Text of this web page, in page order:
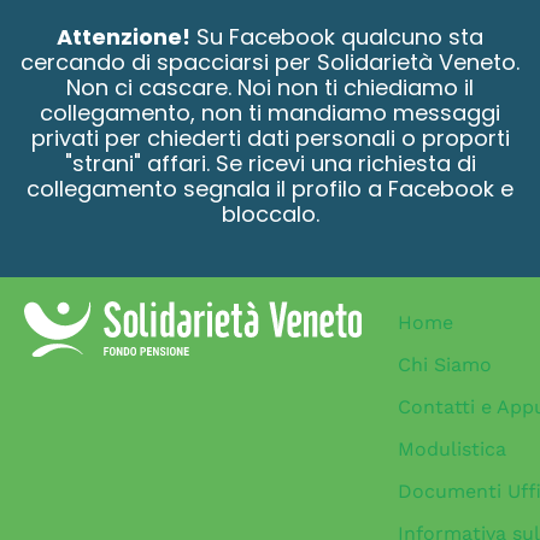
Attenzione! Su Facebook qualcuno sta
cercando di spacciarsi per Solidarietà Veneto.
Non ci cascare. Noi non ti chiediamo il
collegamento, non ti mandiamo messaggi
privati per chiederti dati personali o proporti
"strani" affari. Se ricevi una richiesta di
collegamento segnala il profilo a Facebook e
bloccalo.
Home
Chi Siamo
Contatti e
Modulistica
Documenti
Informativa